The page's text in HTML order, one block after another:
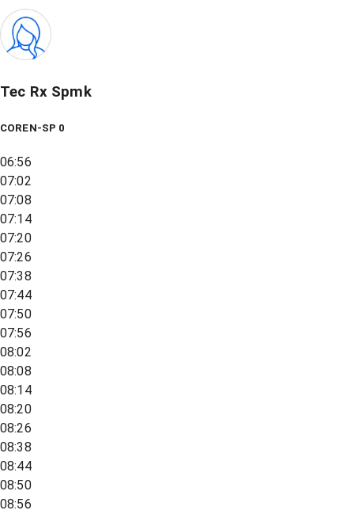
Tec Rx Spmk
COREN-SP 0
06:56
07:02
07:08
07:14
07:20
07:26
07:38
07:44
07:50
07:56
08:02
08:08
08:14
08:20
08:26
08:38
08:44
08:50
08:56